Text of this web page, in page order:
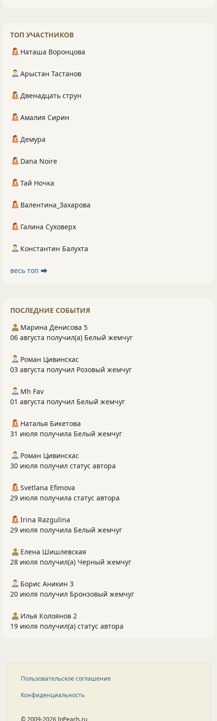
ТОП УЧАСТНИКОВ
Наташа Воронцова
Арыстан Тастанов
Двенадцать струн
Амалия Сирин
Демура
Dana Noire
Тай Ночка
Валентина_Захарова
Галина Суховерх
Константин Балухта
весь топ ⮕
ПОСЛЕДНИЕ СОБЫТИЯ
Марина Денисова 5
06 августа получил(а) Белый жемчуг
Роман Цивинскас
03 августа получил Розовый жемчуг
Mh Fav
01 августа получил Белый жемчуг
Наталья Бикетова
31 июля получила Белый жемчуг
Роман Цивинскас
30 июля получил статус автора
Svetlana Efimova
29 июля получила статус автора
Irina Razgulina
29 июля получила Белый жемчуг
Елена Шишлевская
28 июля получил(а) Черный жемчуг
Борис Аникин 3
20 июля получил Бронзовый жемчуг
Илья Колоянов 2
19 июля получил(а) статус автора
Пользовательское соглашение
Конфиденциальность
© 2009-2026 InPearls.ru